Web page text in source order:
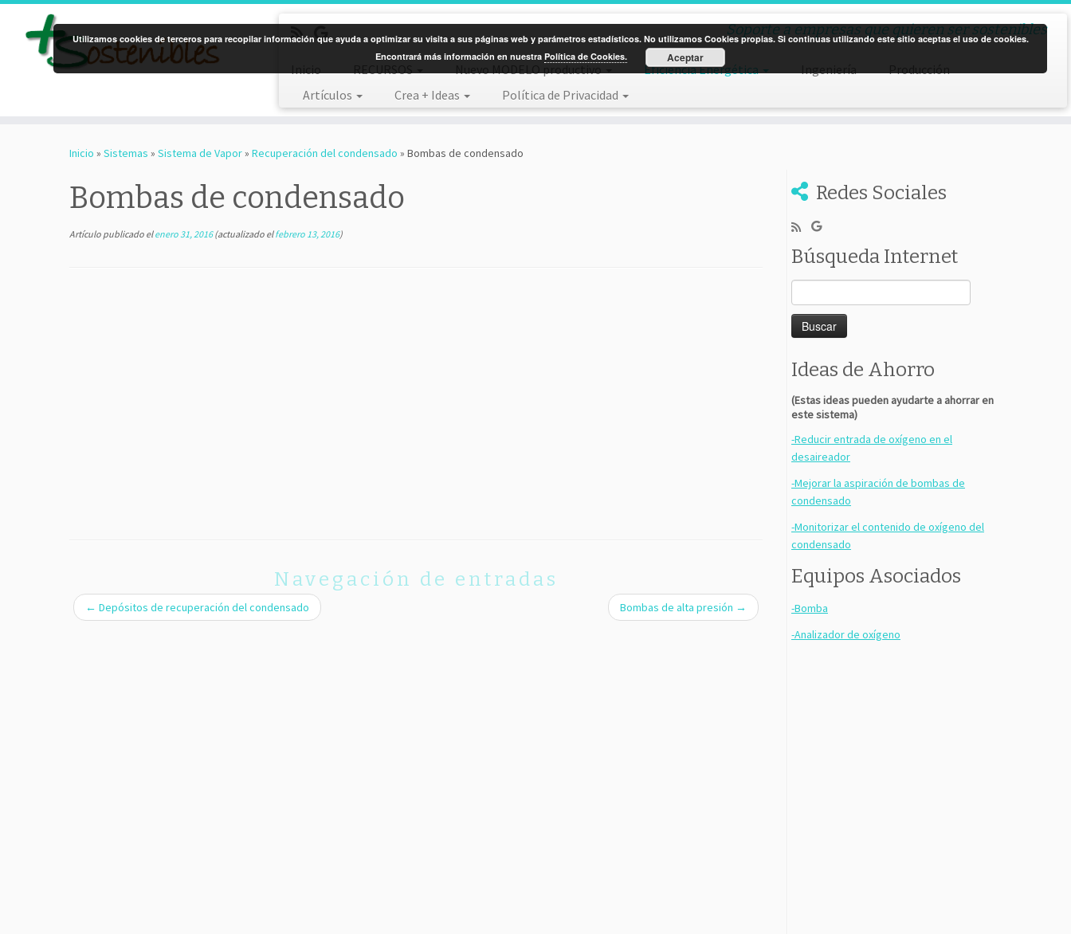
Soporte a empresas que quieren ser sostenibles
Inicio RECURSOS Nuevo MODELO productivo Eficiencia Energética Ingeniería
Producción
Artículos
Crea + Ideas Política de Privacidad
Inicio » Sistemas » Sistema de Vapor» Recuperación del condensado » Bombas de condensado
Bombas de condensado
Artículo publicado elenero 31, 2016(actualizado elfebrero 13, 2016)
Navegación de entradas
← Depósitos de recuperación del condensado Bombas de alta presión →
Redes Sociales
Búsqueda Internet
Ideas de Ahorro
(Estas ideas pueden ayudarte a ahorrar en
este sistema)
-Reducir entrada de oxígeno en el
desaireador
-Mejorar la aspiración de bombas de
condensado
-Monitorizar el contenido de oxígeno del
condensado
Equipos Asociados
-Bomba
-Analizador de oxígeno
Utilizamos cookies de terceros para recopilar información que ayuda a optimizar su visita a sus páginas web y parámetros estadísticos. No utilizamos Cookies propias. Si continuas utilizando este sitio aceptas el uso de cookies.
Encontrará más información en nuestraPolítica de Cookies. Aceptar